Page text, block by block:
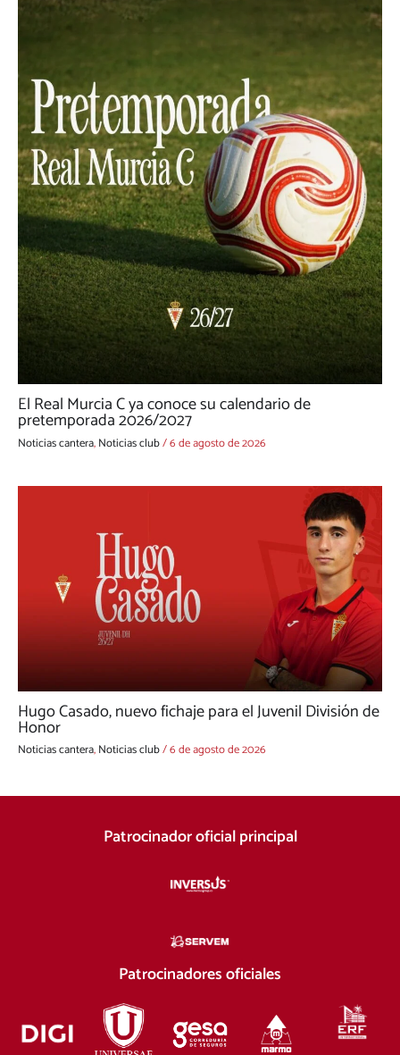
El Real Murcia C ya conoce su calendario de
pretemporada 2026/2027
Noticias cantera,Noticias club/6 de agosto de 2026
Hugo Casado, nuevo fichaje para el Juvenil División de
Honor
Noticias cantera,Noticias club/6 de agosto de 2026
Patrocinador oficial principal
Patrocinadores oficiales